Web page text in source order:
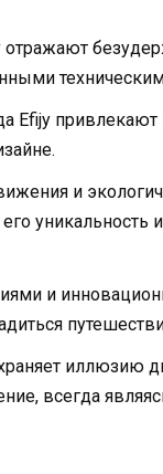
Efijy
и
уникальность
и
иллюзию
всегда